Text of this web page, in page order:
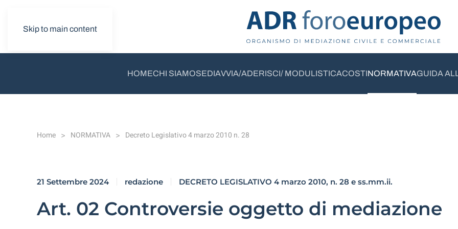
Skip to main content
HOMECHI SIAMOSEDIAVVIA/ADERISCI/ MODULISTICACOSTINORMATIVAGUIDA
Home NORMATIVA Decreto Legislativo 4 marzo 2010 n. 28
21 Settembre 2024 redazione DECRETO LEGISLATIVO 4 marzo 2010, n. 28 e ss.mm.ii.
Art. 02 Controversie oggetto di mediazione